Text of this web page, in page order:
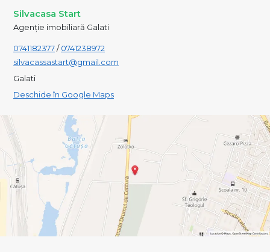
Silvacasa Start
Agenție imobiliară Galati
0741182377/0741238972
silvacassastart@gmail.com
Galati
Deschide în Google Maps